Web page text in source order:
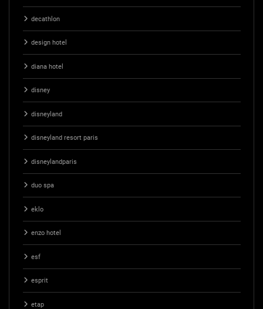
decathlon
design hotel
diana hotel
disney
disneyland
disneyland resort paris
disneylandparis
duo spa
eklo
enzo hotel
esf
esprit
etap